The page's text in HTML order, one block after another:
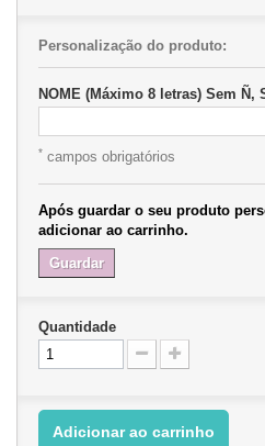
Personalização do produto:
NOME (Máximo 8 letras) Sem Ñ,
* campos obrigatórios
Após guardar o seu produto
adicionar ao carrinho.
Guardar
Quantidade
Adicionar ao carrinho